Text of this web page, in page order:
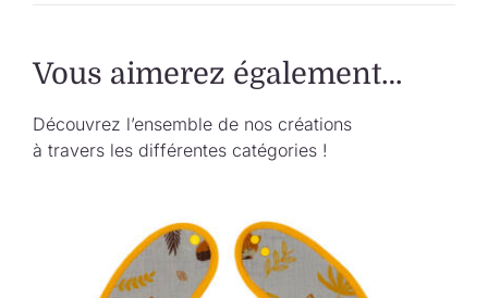
Vous aimerez également…
Découvrez l’ensemble de nos créations
à travers les différentes catégories !